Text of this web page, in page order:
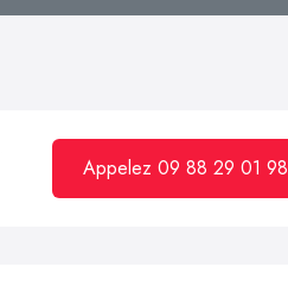
Appelez 09 88 29 01 98